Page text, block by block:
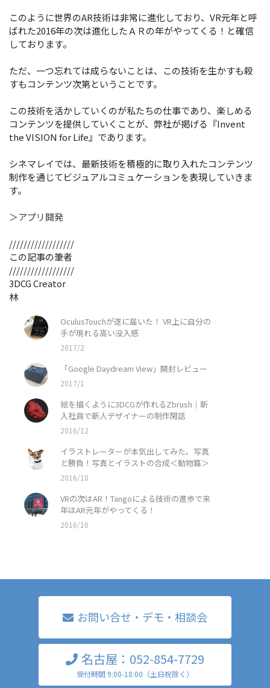
OculusTouchが遂に届いた！ VR上に自分の
手が現れる高い没入感
2017/2
「Google Daydream View」開封レビュー
2017/1
絵を描くように3DCGが作れるZbrush｜新
入社員で新人デザイナーの制作閑話
2016/12
イラストレーターが本気出してみた。写真
と勝負！写真とイラストの合成＜動物篇＞
2016/10
VRの次はAR！Tangoによる技術の進歩で来
年はAR元年がやってくる！
2016/10
このように世界のAR技術は非常に進化しており、VR元年と呼
ばれた2016年の次は進化したＡＲの年がやってくる！と確信
しております。
ただ、一つ忘れては成らないことは、この技術を生かすも殺
すもコンテンツ次第ということです。
この技術を活かしていくのが私たちの仕事であり、楽しめる
コンテンツを提供していくことが、弊社が掲げる『Invent
the VISION for Life』であります。
シネマレイでは、最新技術を積極的に取り入れたコンテンツ
制作を通じてビジュアルコミュケーションを表現していきま
す。
＞アプリ開発
//////////////////
この記事の筆者
//////////////////
3DCG Creator
林
お問い合せ・デモ・相談会
名古屋：052-854-7729
受付時間 9:00-18:00（土日祝除く）